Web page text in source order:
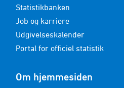
Statistikbanken
Job og karriere
Udgivelseskalender
Portal for officiel statistik
Om hjemmesiden